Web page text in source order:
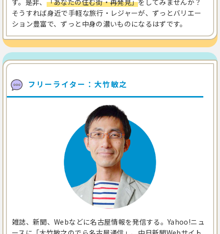
す。是非、 「あなたの住む街・再発見」をしてみませんか？
そうすれば身近で手軽な旅行・レジャーが、ずっとバリエー
ション豊富で、ずっと中身の濃いものになるはずです。
フリーライター：大竹敏之
雑誌、新聞、Webなどに名古屋情報を発信する。Yahoo!ニュ